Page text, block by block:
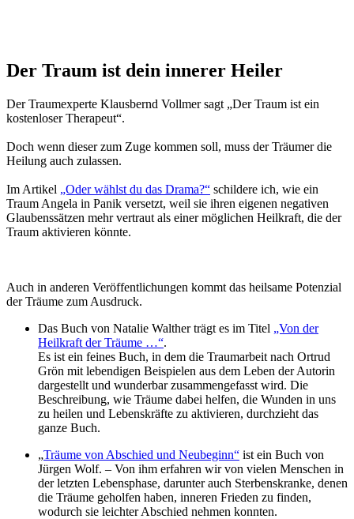
Der Traum ist dein innerer Heiler
Der Traumexperte Klausbernd Vollmer sagt „Der Traum ist ein
kostenloser Therapeut“.
Doch wenn dieser zum Zuge kommen soll, muss der Träumer die
Heilung auch zulassen.
Im Artikel „Oder wählst du das Drama?“ schildere ich, wie ein
Traum Angela in Panik versetzt, weil sie ihren eigenen negativen
Glaubenssätzen mehr vertraut als einer möglichen Heilkraft, die der
Traum aktivieren könnte.
Auch in anderen Veröffentlichungen kommt das heilsame Potenzial
der Träume zum Ausdruck.
Das Buch von Natalie Walther trägt es im Titel „Von der
Heilkraft der Träume …“.
Es ist ein feines Buch, in dem die Traumarbeit nach Ortrud
Grön mit lebendigen Beispielen aus dem Leben der Autorin
dargestellt und wunderbar zusammengefasst wird. Die
Beschreibung, wie Träume dabei helfen, die Wunden in uns
zu heilen und Lebenskräfte zu aktivieren, durchzieht das
ganze Buch.
„Träume von Abschied und Neubeginn“ ist ein Buch von
Jürgen Wolf. – Von ihm erfahren wir von vielen Menschen in
der letzten Lebensphase, darunter auch Sterbenskranke, denen
die Träume geholfen haben, inneren Frieden zu finden,
wodurch sie leichter Abschied nehmen konnten.